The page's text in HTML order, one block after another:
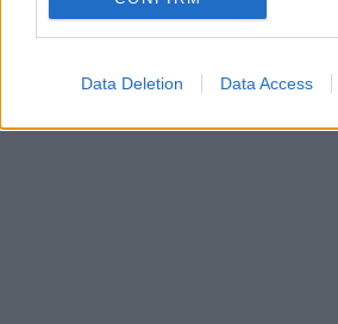
Data Deletion Data Access
REKLAMA